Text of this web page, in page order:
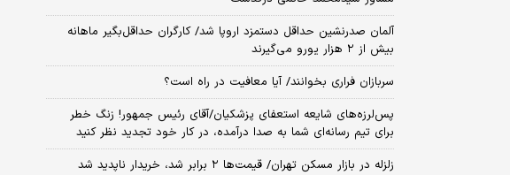
آلمان صدرنشین حداقل دستمزد اروپا شد/ کارگران حداقل‌بگیر ماهانه
بیش از ۲ هزار یورو می‌گیرند
سربازان فراری بخوانند/ آیا معافیت در راه است؟
پس‌لرزه‌های شایعه استعفای پزشکیان/آقای رئیس جمهور! زنگ خطر
برای تیم رسانه‌ای شما به صدا درآمده، در کار خود تجدید نظر کنید
زلزله در بازار مسکن تهران/ قیمت‌ها ۲ برابر شد، خریدار ناپدید شد